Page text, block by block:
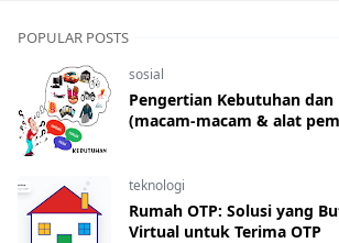
POPULAR POSTS
sosial
Pengertian Kebutuhan
(macam-macam & alat
teknologi
Rumah OTP: Solusi yang
Virtual untuk Terima OTP